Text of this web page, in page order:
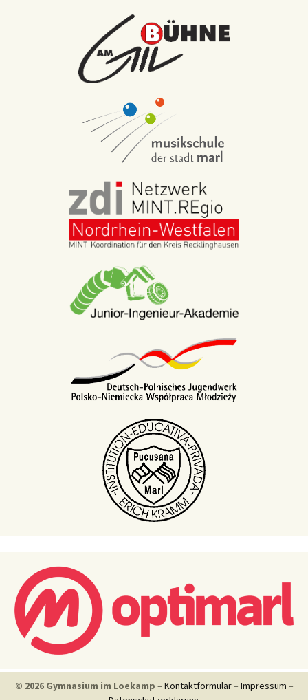
© 2026 Gymnasium im Loekamp – Kontaktformular– Impressum –